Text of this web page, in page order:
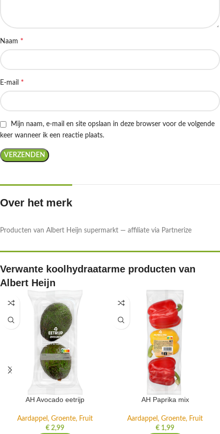
Naam *
E-mail *
Mijn naam, e-mail en site opslaan in deze browser voor de volgende
keer wanneer ik een reactie plaats.
Over het merk
Producten van Albert Heijn supermarkt — affiliate via Partnerize
Verwante koolhydraatarme producten van
Albert Heijn
AH Avocado eetrijp
Aardappel, Groente, Fruit
€ 2,99
AH Paprika mix
Aardappel, Groente, Fruit
€ 1,99